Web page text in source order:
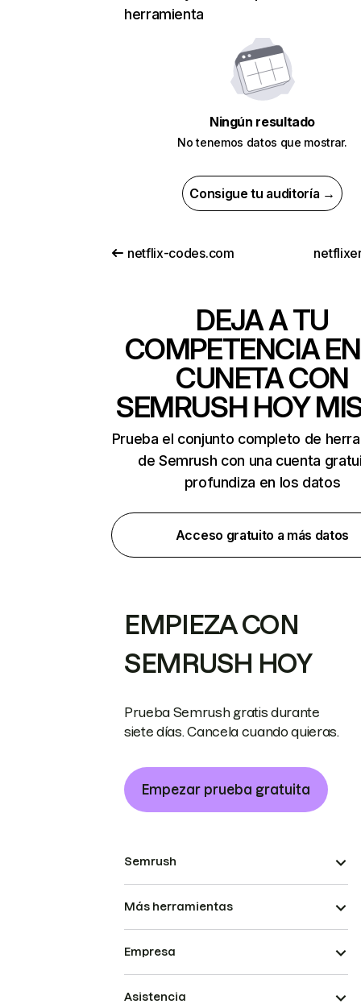
herramienta
Ningún resultado
No tenemos datos que mostrar.
Consigue tu auditoría →
netflix-codes.com
DEJA A TU
COMPETENCIA
CUNETA CON
SEMRUSH HOY
Prueba el conjunto completo de
de Semrush con una cuenta
profundiza en los datos
Acceso gratuito a más datos
EMPIEZA CON
SEMRUSH HOY
Prueba Semrush gratis durante
siete días. Cancela cuando quieras.
Empezar prueba gratuita
Semrush
Más herramientas
Empresa
Asistencia